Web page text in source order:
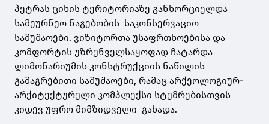
პეტრას ციხის ტერიტორიაზე განხორციელდა
სამეურნეო ნაგებობის საკონსერვაციო
სამუშაოები. ვიზიტორთა უსაფრთხოებისა და
კომფორტის უზრუნველსაყოფად ჩატარდა
ლიმონარიუმის კონსტრუქციის ნაწილის
გამაგრებითი სამუშაოები, რამაც არქეოლოგიურ-
არქიტექტურული კომპლექსი სტუმრებისთვის
კიდევ უფრო მიმზიდველი გახადა.